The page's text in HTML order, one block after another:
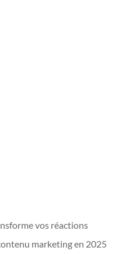
vos réactions
marketing en 2025